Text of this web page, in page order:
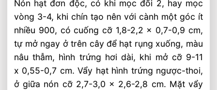
Nón hạt đơn độc, có khi mọc đối 2, hay mọc
vòng 3-4, khi chín tạo nên với cành một góc ít
nhiều 900, có cuống cỡ 1,8-2,2 x 0,7-0,9 cm,
tự mở ngay ở trên cây để hạt rụng xuống, màu
nâu thẫm, hình trứng hơi dài, khi mở cỡ 9-11
x 0,55-0,7 cm. Vẩy hạt hình trứng ngược-thoi,
ở giữa nón cỡ 2,7-3,0 x 2,6-2,8 cm. Mặt vẩy